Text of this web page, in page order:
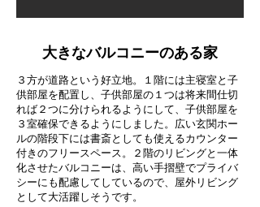
大きなバルコニーのある家
​３方が道路という好立地。１階には主寝室と子
供部屋を配置し、子供部屋の１つは将来間仕切
れば２つに分けられるようにして、子供部屋を
３室確保できるようにしました。広い玄関ホー
ルの階段下には書斎としても使えるカウンター
付きのフリースペース。２階のリビングと一体
化させたバルコニーは、高い手摺壁でプライバ
シーにも配慮してしているので、屋外リビング
として大活躍しそうです。